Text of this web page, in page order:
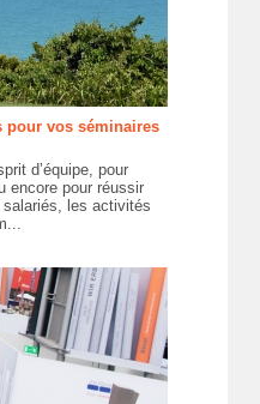
pour vos séminaires
d’équipe, pour
encore pour réussir
salariés, les activités